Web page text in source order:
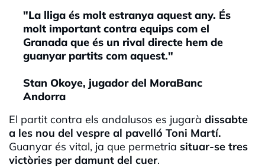
"La lliga és molt estranya aquest any. És
molt important contra equips com el
Granada que és un rival directe hem de
guanyar partits com aquest."
Stan Okoye, jugador del MoraBanc
Andorra
El partit contra els andalusos es jugarà dissabte
a les nou del vespre al pavelló Toni Martí.
Guanyar és vital, ja que permetria situar-se tres
victòries per damunt del cuer.